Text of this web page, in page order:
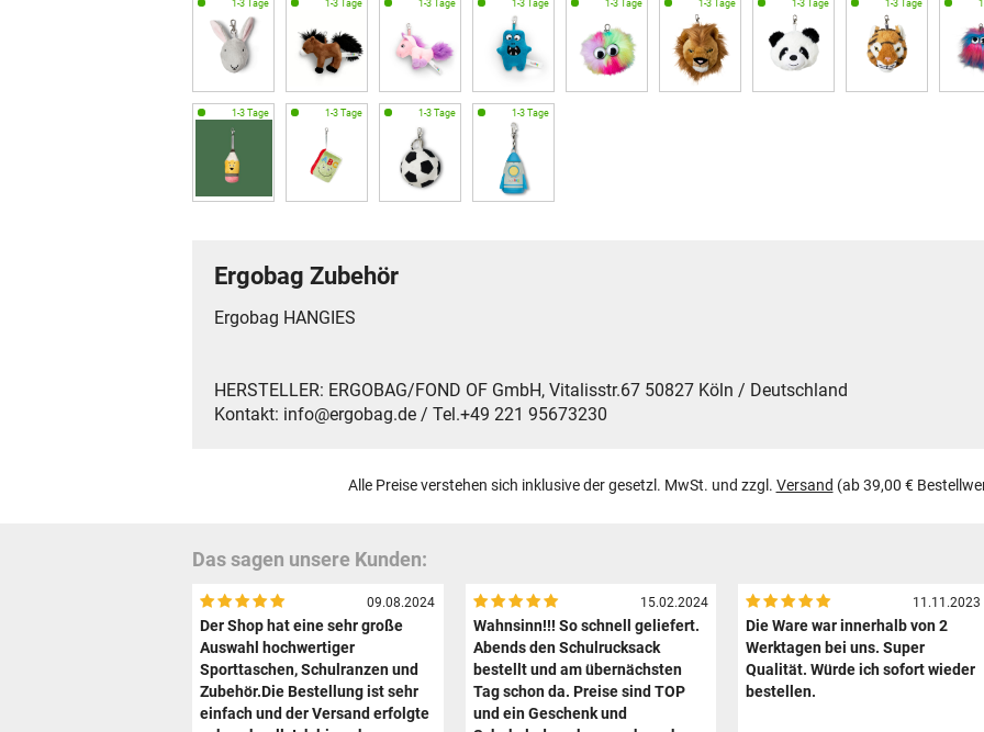
Ergobag Zubehör
Ergobag HANGIES
HERSTELLER: ERGOBAG/FOND OF GmbH, Vitalisstr.67 50827 Köln / Deutschland
Kontakt: info@ergobag.de / Tel.+49 221 95673230
Alle Preise verstehen sich inklusive der gesetzl. MwSt. und zzgl. Versand (ab 39,00 €
Das sagen unsere Kunden:
09.08.2024
Der Shop hat eine sehr große
Auswahl hochwertiger
Sporttaschen, Schulranzen und
Zubehör.Die Bestellung ist sehr
einfach und der Versand erfolgte
15.02.2024
Wahnsinn!!! So schnell geliefert.
Abends den Schulrucksack
bestellt und am übernächsten
Tag schon da. Preise sind TOP
und ein Geschenk und
11.11.2023
Die Ware war innerhalb von 2
Werktagen bei uns. Super
Qualität. Würde ich sofort wieder
bestellen.